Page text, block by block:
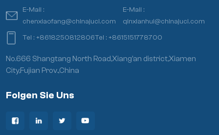
E-Mail :
chenxiaofang@chinajuci.com
E-Mail :
qinxianhui@chinajuci.com
Tel :+8618250812806Tel :+8615151778700
No.666 Shangtang North Road,Xiang’an district,Xiamen
City,Fujian Prov.,China
Folgen Sie Uns